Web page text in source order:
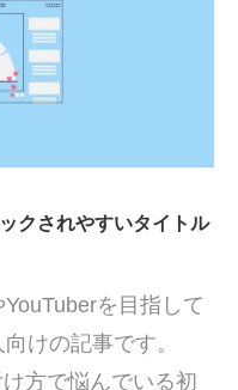
クされやすいタイトル
を目指して
けの記事です。
方で悩んでいる初